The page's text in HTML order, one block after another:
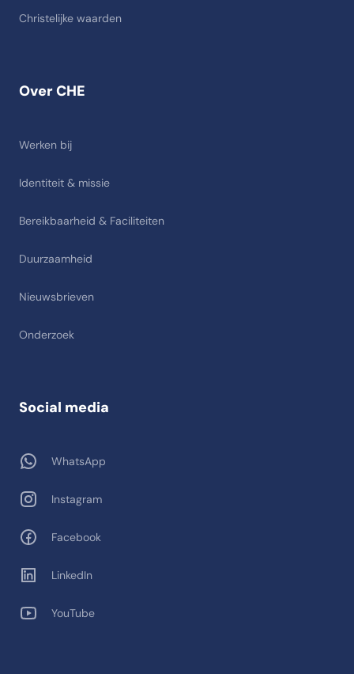
Over CHE
Werken bij
Identiteit & missie
Bereikbaarheid & Faciliteiten
Duurzaamheid
Nieuwsbrieven
Onderzoek
Christelijke waarden
Social media
WhatsApp
Instagram
Facebook
LinkedIn
YouTube